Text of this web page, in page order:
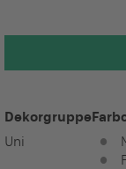
Dekorgruppe
Uni